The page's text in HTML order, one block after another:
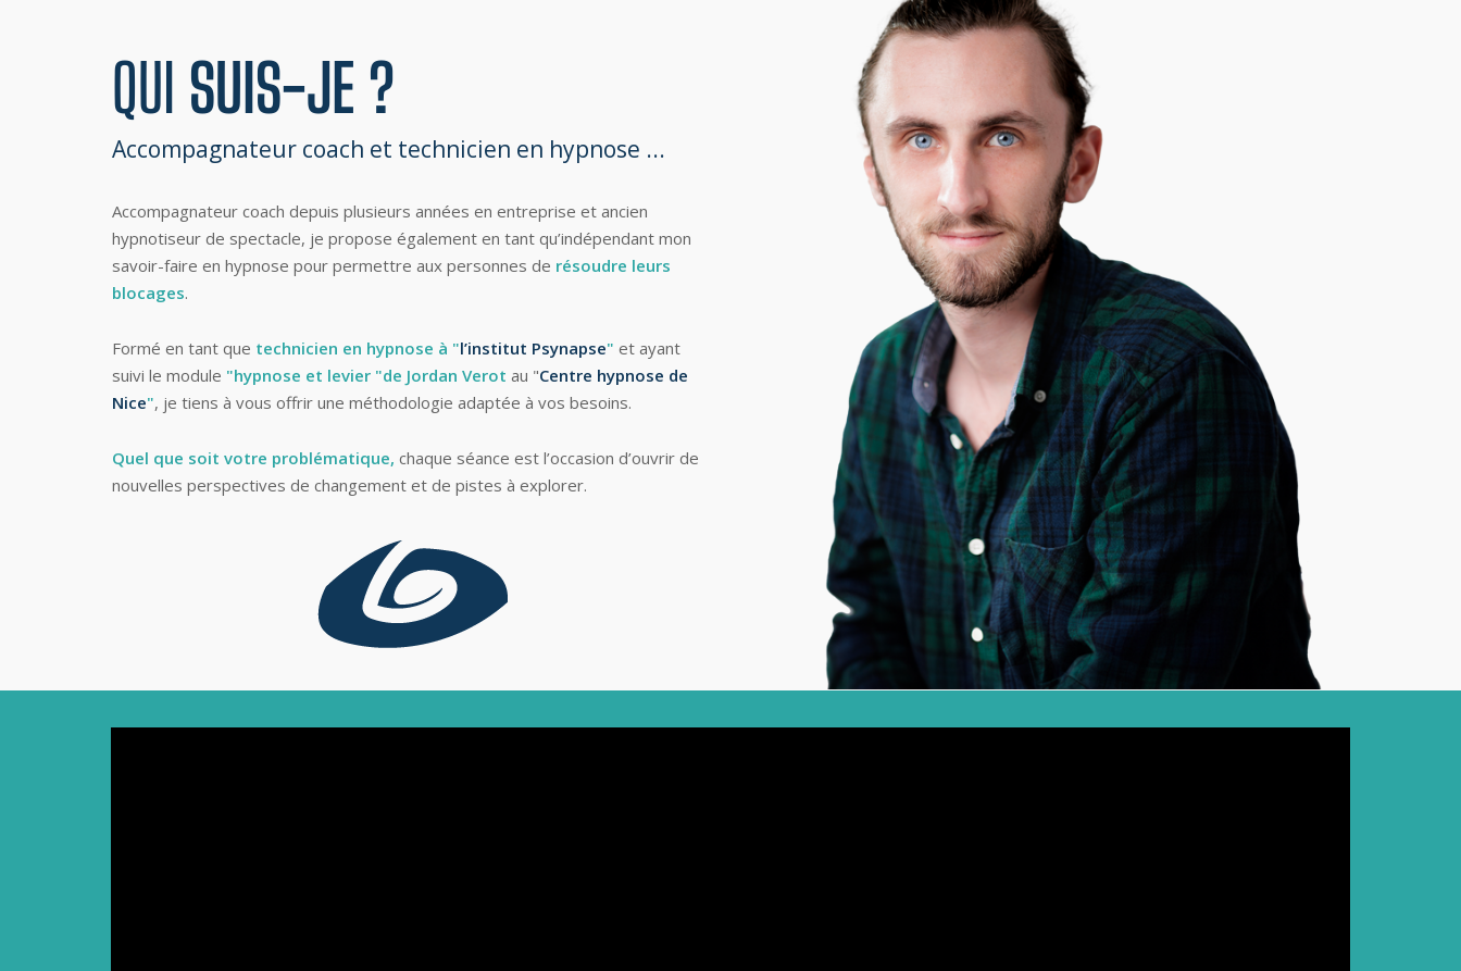
QUI SUIS-JE ?
Accompagnateur coach et technicien en hypnose ...
Accompagnateur coach depuis plusieurs années en entreprise et ancien
hypnotiseur de spectacle, je propose également en tant qu’indépendant mon
savoir-faire en hypnose pour permettre aux personnes de résoudre leurs
blocages.
Formé en tant que technicien en hypnose à "l’institut Psynapse" et ayant
suivi le module "hypnose et levier "de Jordan Verot au "Centre hypnose de
Nice", je tiens à vous offrir une méthodologie adaptée à vos besoins.
Quel que soit votre problématique, chaque séance est l’occasion d’ouvrir de
nouvelles perspectives de changement et de pistes à explorer.